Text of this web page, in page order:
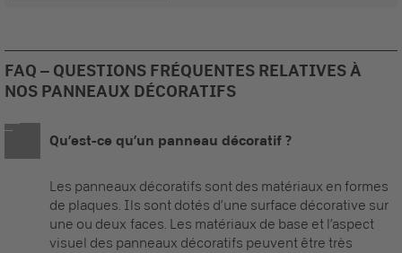
FAQ – QUESTIONS FRÉQUENTES RELATIVES À
NOS PANNEAUX DÉCORATIFS
Qu’est-ce qu’un panneau décoratif ?
Les panneaux décoratifs sont des matériaux en formes
de plaques. Ils sont dotés d’une surface décorative sur
une ou deux faces. Les matériaux de base et l’aspect
visuel des panneaux décoratifs peuvent être très